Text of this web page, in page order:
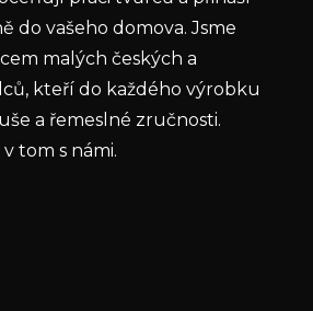
do vašeho domova. Jsme
malých českých a
kteří do každého výrobku
a řemeslné zručnosti.
tom s námi.